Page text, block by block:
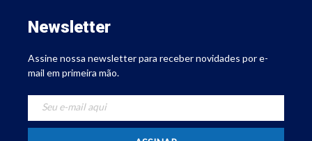
Newsletter
Assine nossa newsletter para receber novidades por e-
mail em primeira mão.